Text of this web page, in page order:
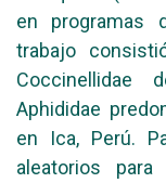
en programas
trabajo
Coccinellidae
Aphididae
en Ica, Perú.
aleatorios